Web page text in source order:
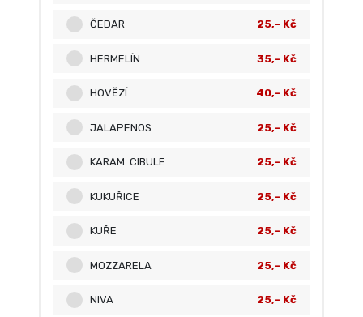
ČEDAR 25,- Kč
HERMELÍN 35,- Kč
HOVĚZÍ 40,- Kč
JALAPENOS 25,- Kč
KARAM. CIBULE 25,- Kč
KUKUŘICE 25,- Kč
KUŘE 25,- Kč
MOZZARELA 25,- Kč
NIVA 25,- Kč